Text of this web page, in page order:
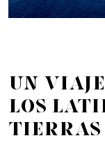
Un
los
tierras